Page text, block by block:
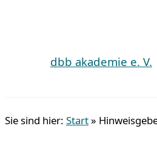
dbb akademie e. V.
Sie sind hier: Start»